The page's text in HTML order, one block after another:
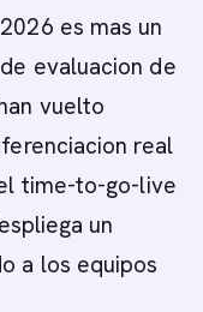
es mas un
evaluacion de
vuelto
real
time-to-go-live
un
a los equipos